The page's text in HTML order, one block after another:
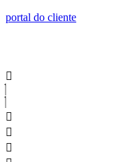
portal do cliente